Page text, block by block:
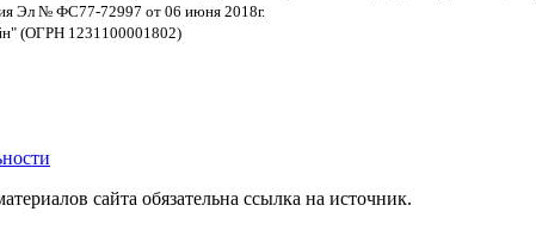
Эл № ФС77-72997 от 06 июня 2018г.
(ОГРН 1231100001802)
сайта обязательна ссылка на источник.